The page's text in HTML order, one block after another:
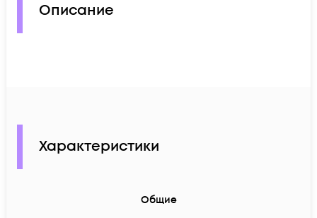
Описание
Характеристики
Общие